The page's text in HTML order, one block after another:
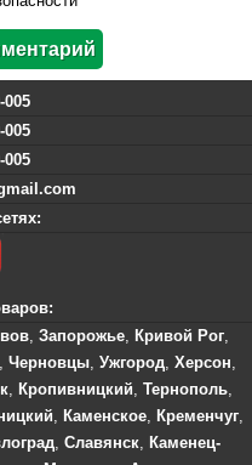
005
005
005
, Запорожье, Кривой Рог,
Черновцы, Ужгород, Херсон,
, Кропивницкий, Тернополь,
, Каменское, Кременчуг,
, Славянск, Каменец-